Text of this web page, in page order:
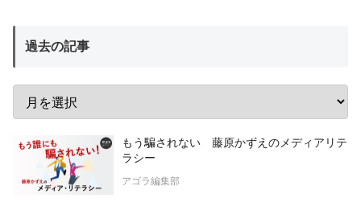
過去の記事
もう騙されない 藤原かずえのメディアリテ
ラシー
アゴラ編集部